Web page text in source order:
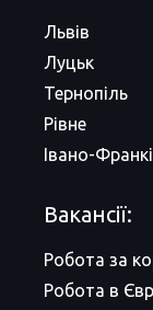
Львів
Луцьк
Тернопіль
Рівне
Івано-
Вакансії:
Робота за
Робота в